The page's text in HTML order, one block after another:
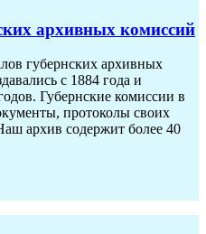
архивных комиссий
губернских архивных
с 1884 года и
Губернские комиссии в
протоколы своих
архив содержит более 40